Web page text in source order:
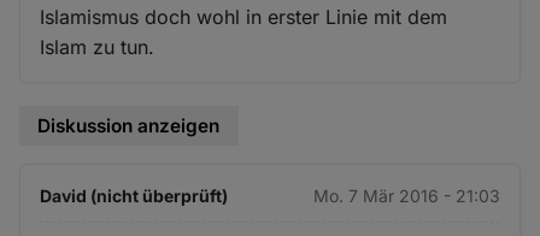
Islamismus doch wohl in erster Linie mit dem
Islam zu tun.
Diskussion anzeigen
David (nicht überprüft) Mo. 7 Mär 2016 - 21:03